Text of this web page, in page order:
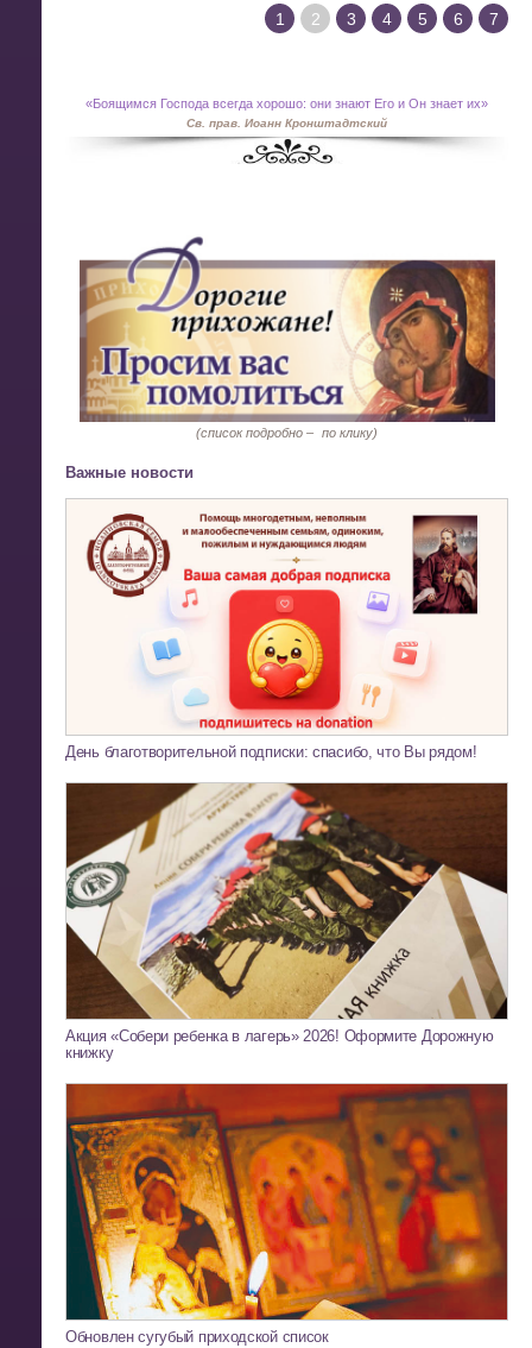
1 2 3 4 5 6 7
«Боящимся Господа всегда хорошо: они знают Его и Он знает их»
Св. прав. Иоанн Кронштадтский
(список подробно – по клику)
Важные новости
День благотворительной подписки: спасибо, что Вы рядом!
Акция «Собери ребенка в лагерь» 2026! Оформите Дорожную
книжку
Обновлен сугубый приходской список